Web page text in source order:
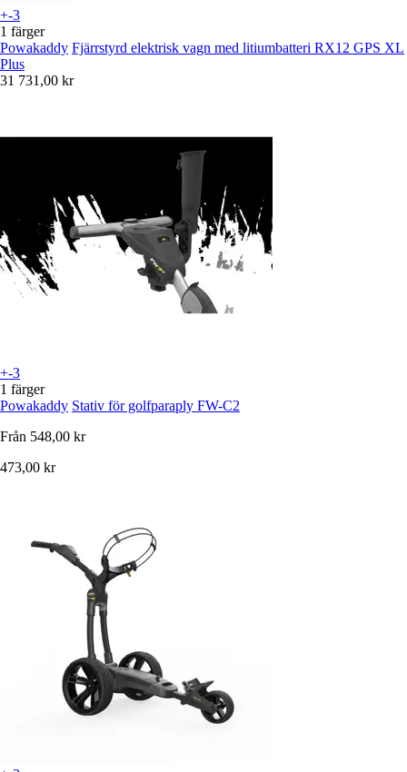
+-3
1 färger
Powakaddy Fjärrstyrd elektrisk vagn med litiumbatteri RX12 GPS XL
Plus
31 731,00 kr
+-3
1 färger
Powakaddy Stativ för golfparaply FW-C2
Från 548,00 kr
473,00 kr